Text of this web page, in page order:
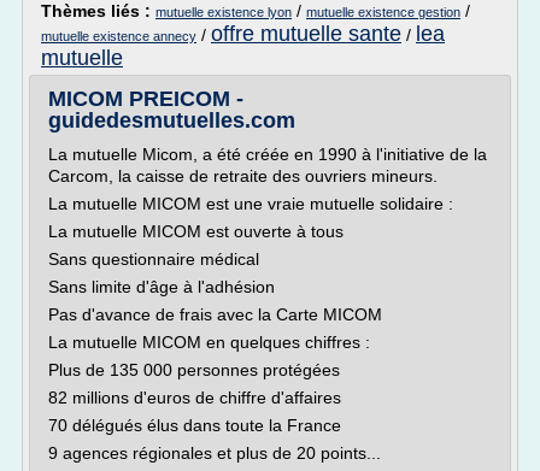
Thèmes liés : mutuelle existence lyon / mutuelle existence gestion /
mutuelle existence annecy / offre mutuelle sante / lea
mutuelle
MICOM PREICOM -
guidedesmutuelles.com
La mutuelle Micom, a été créée en 1990 à l'initiative de la
Carcom, la caisse de retraite des ouvriers mineurs.
La mutuelle MICOM est une vraie mutuelle solidaire :
La mutuelle MICOM est ouverte à tous
Sans questionnaire médical
Sans limite d'âge à l'adhésion
Pas d'avance de frais avec la Carte MICOM
La mutuelle MICOM en quelques chiffres :
Plus de 135 000 personnes protégées
82 millions d'euros de chiffre d'affaires
70 délégués élus dans toute la France
9 agences régionales et plus de 20 points...